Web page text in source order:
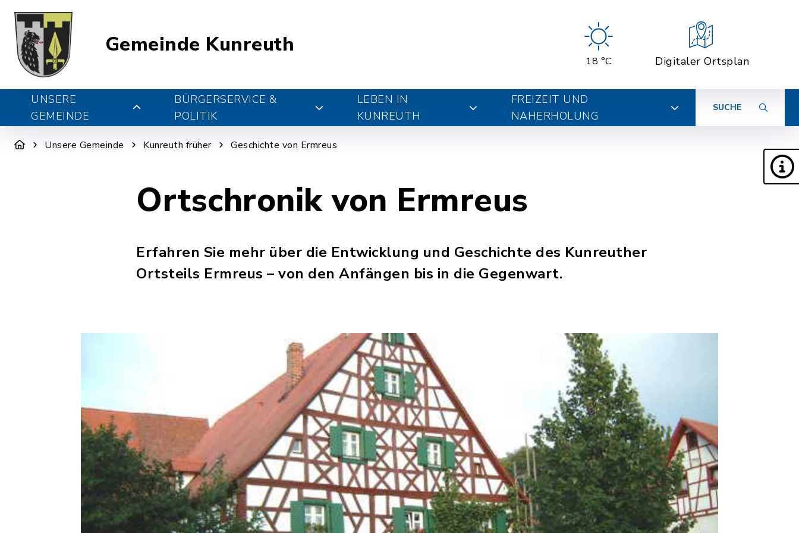
Gemeinde Kunreuth
18 °C Digitaler Ortsplan
UNSERE
GEMEINDE
BÜRGERSERVICE &
POLITIK
LEBEN IN
KUNREUTH
FREIZEIT UND
NAHERHOLUNG
SUCHE
Unsere Gemeinde Kunreuth früher Geschichte von Ermreus
Ortschronik von Ermreus
Erfahren Sie mehr über die Entwicklung und Geschichte des Kunreuther
Ortsteils Ermreus – von den Anfängen bis in die Gegenwart.